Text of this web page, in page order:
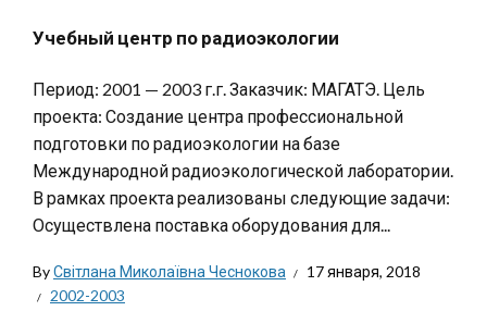
Учебный центр по радиоэкологии
Период: 2001 — 2003 г.г. Заказчик: МАГАТЭ. Цель
проекта: Создание центра профессиональной
подготовки по радиоэкологии на базе
Международной радиоэкологической лаборатории.
В рамках проекта реализованы следующие задачи:
Осуществлена поставка оборудования для...
ByСвітлана Миколаївна Чеснокова
17 января, 2018
2002-2003